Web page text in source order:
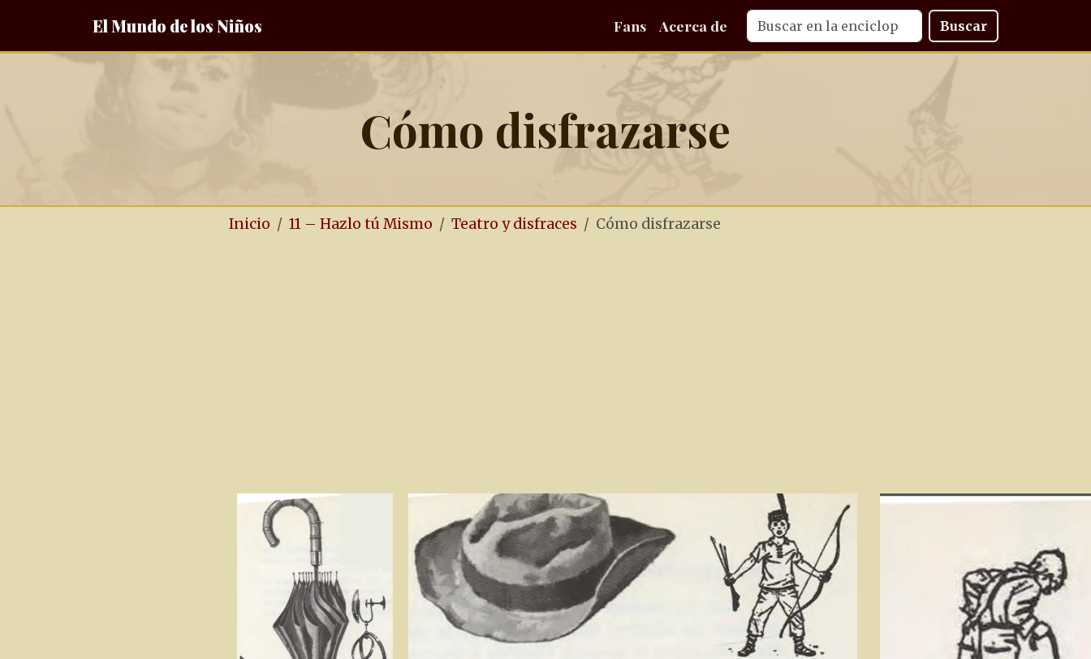
El Mundo de los Niños Fans Acerca de Buscar
Cómo disfrazarse
Inicio 11 – Hazlo tú Mismo Teatro y disfraces Cómo disfrazarse